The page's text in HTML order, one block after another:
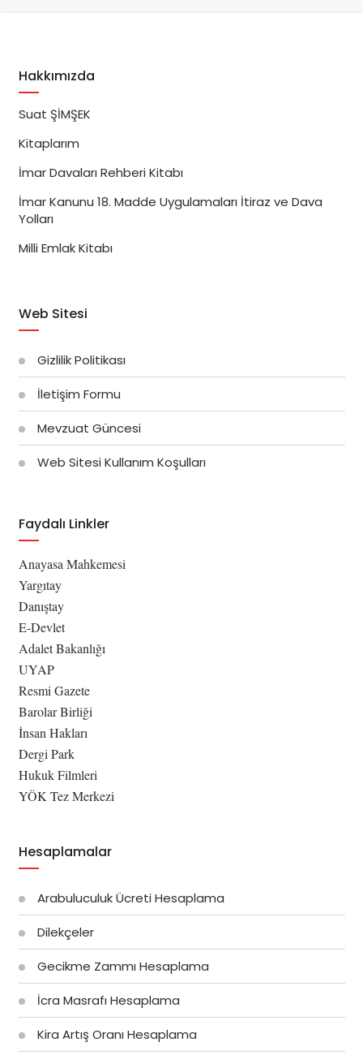
Hakkımızda
Suat ŞİMŞEK
Kitaplarım
İmar Davaları Rehberi Kitabı
İmar Kanunu 18. Madde Uygulamaları İtiraz ve Dava
Yolları
Milli Emlak Kitabı
Web Sitesi
Gizlilik Politikası
İletişim Formu
Mevzuat Güncesi
Web Sitesi Kullanım Koşulları
Faydalı Linkler
Anayasa Mahkemesi
Yargıtay
Danıştay
E-Devlet
Adalet Bakanlığı
UYAP
Resmi Gazete
Barolar Birliği
İnsan Hakları
Dergi Park
Hukuk Filmleri
YÖK Tez Merkezi
Hesaplamalar
Arabuluculuk Ücreti Hesaplama
Dilekçeler
Gecikme Zammı Hesaplama
İcra Masrafı Hesaplama
Kira Artış Oranı Hesaplama